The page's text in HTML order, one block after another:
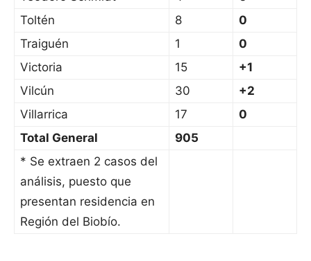
Toltén
8
0
Traiguén
1
0
Victoria
15
+1
Vilcún
30
+2
Villarrica
17
0
Total General
905
* Se extraen 2 casos del
análisis, puesto que
presentan residencia en
Región del Biobío.